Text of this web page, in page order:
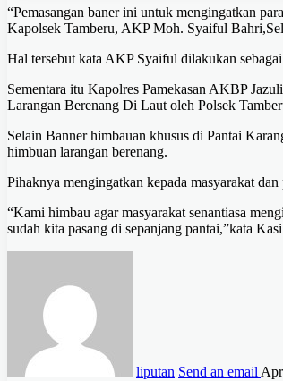
“Pemasangan baner ini untuk mengingatkan
Kapolsek Tamberu, AKP Moh. Syaiful
Hal tersebut kata AKP Syaiful dilakukan
Sementara itu Kapolres Pamekasan AKBP
Larangan Berenang Di Laut oleh Polsek
Selain Banner himbauan khusus di Pantai
himbuan larangan berenang.
Pihaknya mengingatkan kepada masyarakat
“Kami himbau agar masyarakat senantiasa
sudah kita pasang di sepanjang pantai,”kata
liputan Send an email